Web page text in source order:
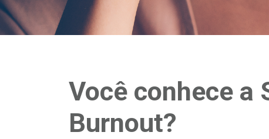
Você conhece a
Burnout?